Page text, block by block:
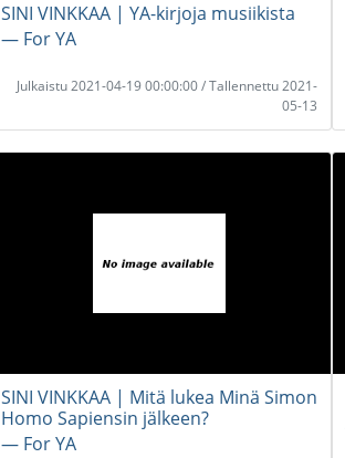
SINI VINKKAA | YA-kirjoja musiikista
― For YA
Julkaistu 2021-04-19 00:00:00 / Tallennettu 2021-
05-13
SINI VINKKAA | Mitä lukea Minä Simon
Homo Sapiensin jälkeen?
― For YA